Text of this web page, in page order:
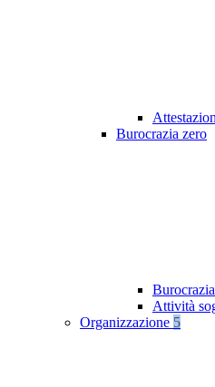
Burocrazia zero
Attività
Organizzazione 5